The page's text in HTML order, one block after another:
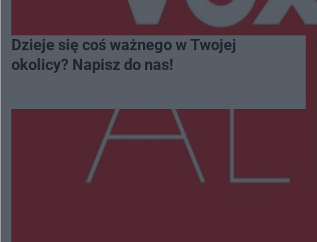
Dzieje się coś ważnego w Twojej
okolicy? Napisz do nas!
Więcej